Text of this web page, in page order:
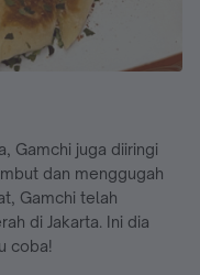
Gamchi juga diiringi
dan menggugah
Gamchi telah
di Jakarta. Ini dia
coba!